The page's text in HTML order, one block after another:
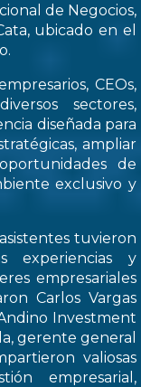
de Negocios,
ubicado en el
CEOs,
sectores,
diseñada para
ampliar
de
exclusivo y
tuvieron
experiencias y
empresariales
Carlos Vargas
Investment
gerente general
valiosas
empresarial,